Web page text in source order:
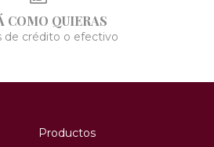
COMO QUIERAS
de crédito o efectivo
Productos